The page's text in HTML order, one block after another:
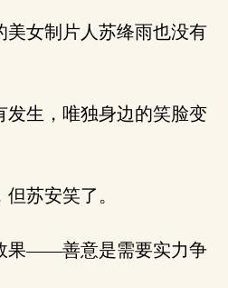
女制片人苏绛雨也没有
生，唯独身边的笑脸变
苏安笑了。
果——善意是需要实力争